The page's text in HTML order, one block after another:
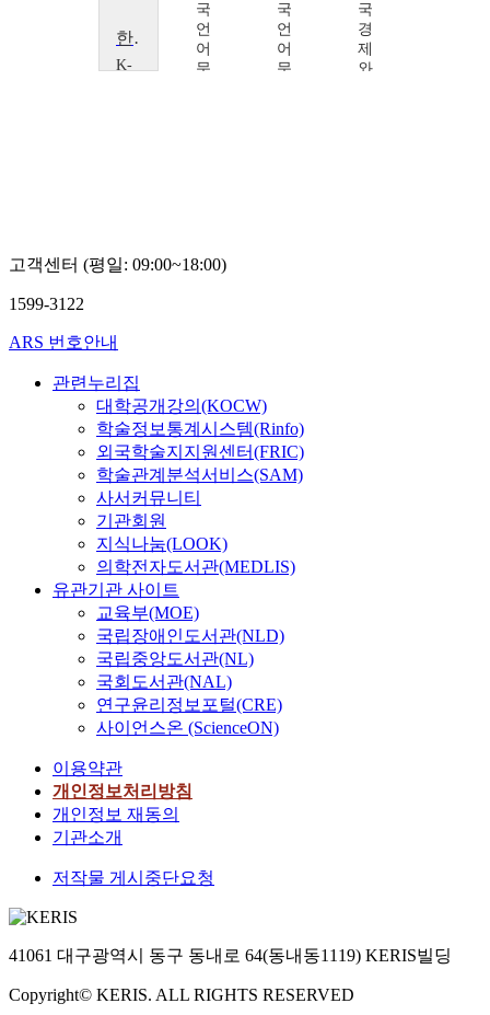
국
언
어
문
원
국
언
어
문
국
경
제
와
한국인의 음식과 일상
K-
제
산
연
구
센
터
오
창
현
고객센터 (평일: 09:00~18:00)
1599-3122
ARS 번호안내
관련누리집
대학공개강의(KOCW)
학술정보통계시스템(Rinfo)
외국학술지지원센터(FRIC)
학술관계분석서비스(SAM)
사서커뮤니티
기관회원
지식나눔(LOOK)
의학전자도서관(MEDLIS)
유관기관 사이트
교육부(MOE)
국립장애인도서관(NLD)
국립중앙도서관(NL)
국회도서관(NAL)
연구윤리정보포털(CRE)
사이언스온 (ScienceON)
이용약관
개인정보처리방침
개인정보 재동의
기관소개
저작물 게시중단요청
41061 대구광역시 동구 동내로 64(동내동1119) KERIS빌딩
Copyright© KERIS. ALL RIGHTS RESERVED